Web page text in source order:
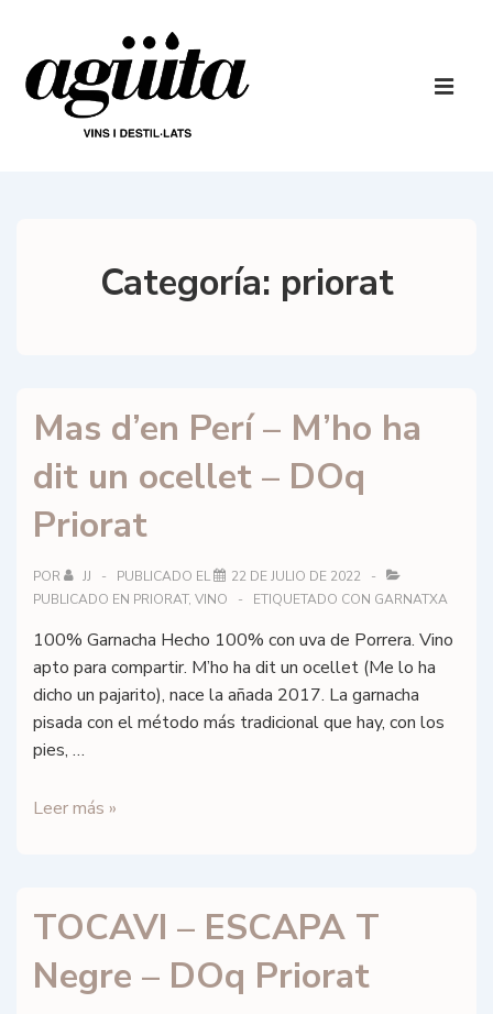
contenido
principal
Categoría: priorat
Mas d’en Perí – M’ho ha
dit un ocellet – DOq
Priorat
POR JJ PUBLICADO EL
22 DE JULIO DE 2022
PUBLICADO EN PRIORAT, VINO ETIQUETADO CON GARNATXA
100% Garnacha Hecho 100% con uva de Porrera. Vino
apto para compartir. M’ho ha dit un ocellet (Me lo ha
dicho un pajarito), nace la añada 2017. La garnacha
pisada con el método más tradicional que hay, con los
pies, …
Mas
M’ho
ha
dit
Leer más »
TOCAVI – ESCAPA T
Negre – DOq Priorat